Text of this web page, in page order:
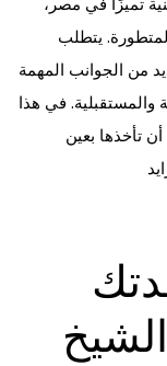
يتطلب
من الجوانب المهمة
والمستقبلية. في هذا
تأخذها بعين